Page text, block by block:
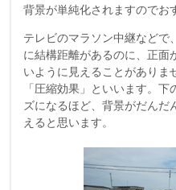
背景が単純化されますのでお
テレビのマラソン中継などで
に結構距離があるのに、正面
いように見えることがありま
「圧縮効果」といいます。
ズになるほど、背景がだんだ
えると思います。